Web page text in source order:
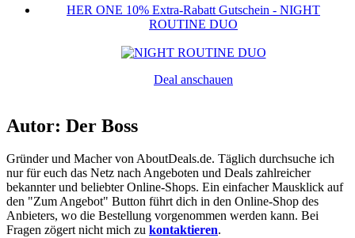
HER ONE 10% Extra-Rabatt Gutschein - NIGHT
ROUTINE DUO
Deal anschauen
Autor: Der Boss
Gründer und Macher von AboutDeals.de. Täglich durchsuche ich
nur für euch das Netz nach Angeboten und Deals zahlreicher
bekannter und beliebter Online-Shops. Ein einfacher Mausklick auf
den "Zum Angebot" Button führt dich in den Online-Shop des
Anbieters, wo die Bestellung vorgenommen werden kann. Bei
Fragen zögert nicht mich zu kontaktieren.